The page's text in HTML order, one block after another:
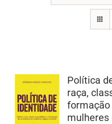
Política
raça,
mulheres